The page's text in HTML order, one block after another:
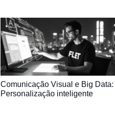
Comunicação Visual e Big Data:
Personalização inteligente